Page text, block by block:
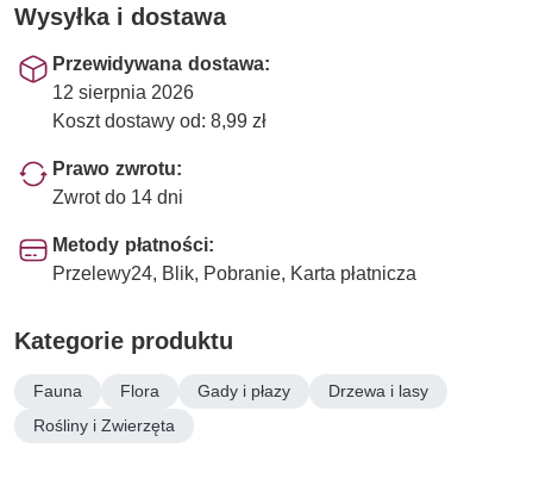
Wysyłka i dostawa
Przewidywana dostawa:
12 sierpnia 2026
Koszt dostawy od: 8,99 zł
Prawo zwrotu:
Zwrot do 14 dni
Metody płatności:
Przelewy24, Blik, Pobranie, Karta płatnicza
Kategorie produktu
Fauna Flora Gady i płazy
Drzewa i lasy
Rośliny i Zwierzęta